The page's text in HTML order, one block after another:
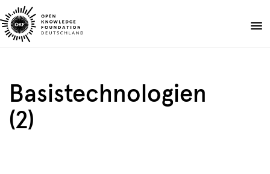
Skip
to
Projekte
Basistechnologien
(2)